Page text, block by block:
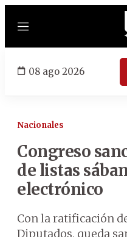
Menú
08 ago 2026
Nacionales
Congreso
de listas
electrónico
Con la ratificación
Diputados, queda